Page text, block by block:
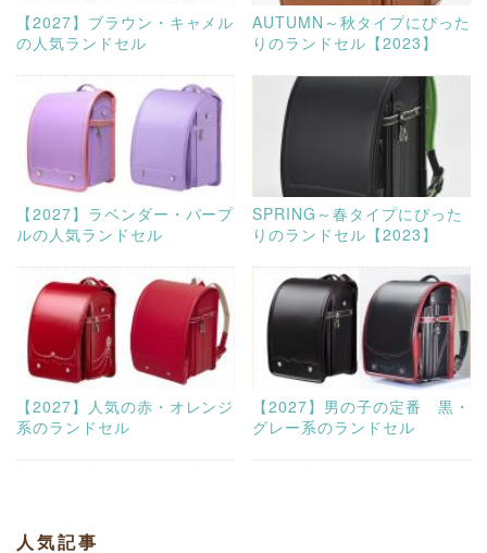
【2027】ブラウン・キャメル
の人気ランドセル
AUTUMN～秋タイプにぴった
りのランドセル【2023】
【2027】ラベンダー・パープ
ルの人気ランドセル
SPRING～春タイプにぴった
りのランドセル【2023】
【2027】人気の赤・オレンジ
系のランドセル
【2027】男の子の定番 黒・
グレー系のランドセル
人気記事